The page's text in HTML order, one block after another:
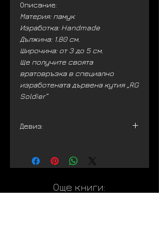
Описание:
Материя: памук
Изработка: Handmade
Дължина: 1.80 см.
Широчина: от 3 до 5 см.
Ще получите своята
вратовръзка в специално
изработената дървена кутия „RG
Soldier”
Девиз:
скейтборд. Но обичам да го
правя елегантно“
Още книги: